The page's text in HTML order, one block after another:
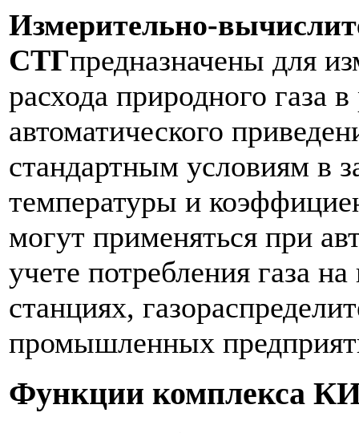
Измерительно-
СТГпредназначены для
расхода природного газа
автоматического
стандартным условиям в
температуры и
могут применяться при
учете потребления газа
станциях,
промышленных
Функции комплекса